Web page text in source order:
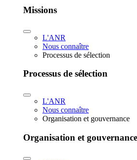
Missions
L'ANR
Nous connaître
Processus de sélection
Processus de sélection
L'ANR
Nous connaître
Organisation et gouvernance
Organisation et gouvernance